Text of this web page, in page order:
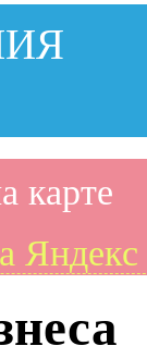
карте
Яндекс